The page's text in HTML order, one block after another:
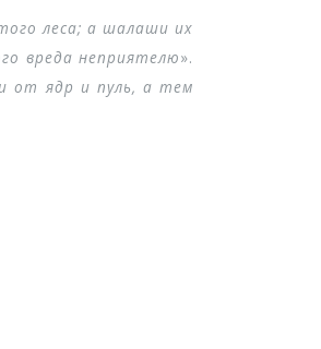
леса; а шалаши их
вреда неприятелю».
от ядр и пуль, а тем